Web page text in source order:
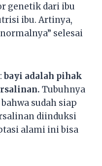
genetik dari ibu
ibu. Artinya,
selesai
bayi adalah pihak
Tubuhnya
sudah siap
diinduksi
alami ini bisa